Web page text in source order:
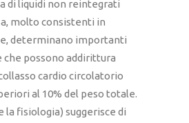
di liquidi non reintegrati
molto consistenti in
determinano importanti
possono addirittura
cardio circolatorio
al 10% del peso totale.
la fisiologia) suggerisce di